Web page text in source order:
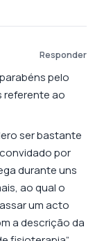
Responder
pelo
referente ao
ser bastante
por
durante uns
ao qual o
um acto
a descrição da